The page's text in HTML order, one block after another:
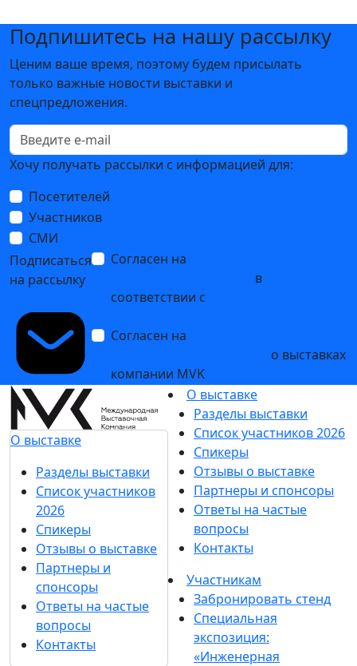
Подпишитесь на нашу рассылку
Ценим ваше время, поэтому будем присылать
только важные новости выставки и
спецпредложения.
Хочу получать рассылки с информацией для:
Посетителей
Участников
СМИ
Подписаться
на рассылку
Согласен на
в
соответствии с
Согласен на
о выставках
компании MVK
О выставке
Разделы выставки
Список участников
2026
Спикеры
Отзывы о выставке
Партнеры и
спонсоры
Ответы на частые
вопросы
Контакты
О выставке
Разделы выставки
Список участников 2026
Спикеры
Отзывы о выставке
Партнеры и спонсоры
Ответы на частые
вопросы
Контакты
Участникам
Забронировать стенд
Специальная
экспозиция:
«Инженерная